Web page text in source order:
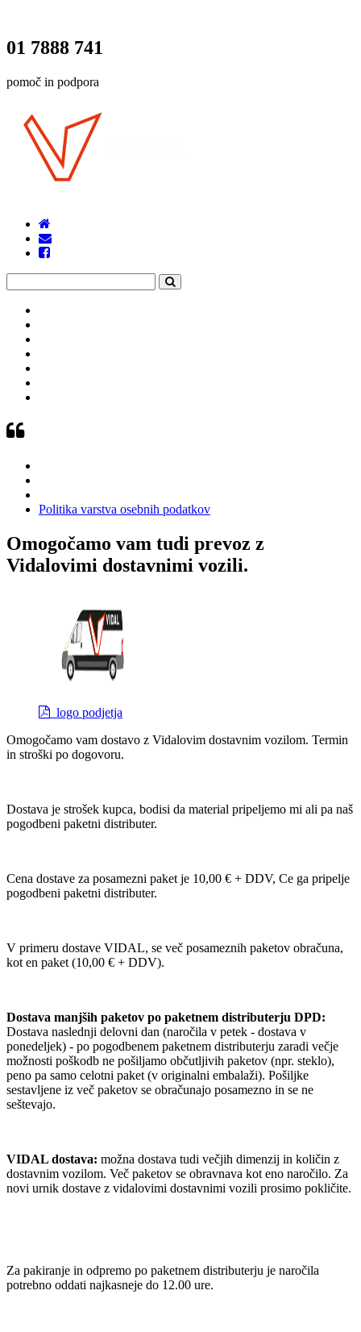
01 7888 741
pomoč in podpora
Politika varstva osebnih podatkov
Omogočamo vam tudi prevoz z
Vidalovimi dostavnimi vozili.
logo podjetja
Omogočamo vam dostavo z Vidalovim dostavnim vozilom. Termin
in stroški po dogovoru.
Dostava je strošek kupca, bodisi da material pripeljemo mi ali pa naš
pogodbeni paketni distributer.
Cena dostave za posamezni paket je 10,00 € + DDV, Ce ga pripelje
pogodbeni paketni distributer.
V primeru dostave VIDAL, se več posameznih paketov obračuna,
kot en paket (10,00 € + DDV).
Dostava manjših paketov po paketnem distributerju DPD:
Dostava naslednji delovni dan (naročila v petek - dostava v
ponedeljek) - po pogodbenem paketnem distributerju zaradi večje
možnosti poškodb ne pošiljamo občutljivih paketov (npr. steklo),
peno pa samo celotni paket (v originalni embalaži). Pošiljke
sestavljene iz več paketov se obračunajo posamezno in se ne
seštevajo.
VIDAL dostava: možna dostava tudi večjih dimenzij in količin z
dostavnim vozilom. Več paketov se obravnava kot eno naročilo. Za
novi urnik dostave z vidalovimi dostavnimi vozili prosimo pokličite.
Za pakiranje in odpremo po paketnem distributerju je naročila
potrebno oddati najkasneje do 12.00 ure.